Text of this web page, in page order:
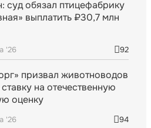
суд обязал птицефабрику
выплатить ₽30,7 млн
'26 92
призвал животноводов
на отечественную
оценку
'26 94